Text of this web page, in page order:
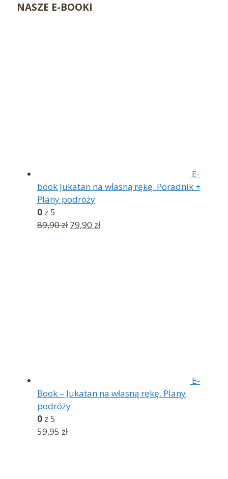
NASZE E-BOOKI
E-
book Jukatan na własną rękę. Poradnik +
Plany podróży
0 z 5
89,90zł Pierwotna
79,90 złAktualna
E-
Book – Jukatan na własną rękę. Plany
podróży
0 z 5
59,95 zł